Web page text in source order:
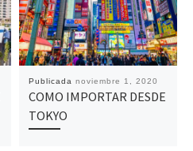
Publicada noviembre 1, 2020
COMO IMPORTAR DESDE
TOKYO